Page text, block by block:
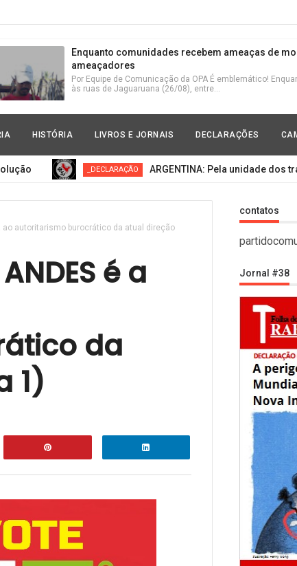
Enquanto comunidades recebem ameaças de
ameaçadores
Por Equipe de Comunicação da OPA É emblemático!
às ruas de Jaguaruana (26/08), entre...
Zanin chegou para somar à justiça dos ricos,
Humberto Rodrigues Zanin apareceu no cenário político
Marxismo e a Guerra Fria após a contrarrevolução
No centro da África, manifestantes levantam bandeiras
ascensão na Rússia e na China de u...
Todo apoio à ação militar da Rússia pela derrota
Desarmar o nazismo e o imperialismo! Pelo
ARGENTINA: Pela unidade dos trabalhadores
Todos na Plenária Nacional do 21F no dia 8 de setembro!
Fim da Liga Socialista. Viva o Partido Comunista!
Nos dias 30/06, 01/07 e 02/07 de 2023, foi realizado o
organizações, a Liga Socialista,...
Enchentes e mortes no Recife, tragédia do
David Rodrigo Capistrano As chuvas atípicas que
nas últimas semanas, deixaram um r...
HISTÓRIA LIVROS E JORNAIS DECLARAÇÕES
_DECLARAÇÃO ARGENTINA: Pela unidade dos
ao autoritarismo burocrático da atual direção
é a
da
1)
contatos
Jornal #38